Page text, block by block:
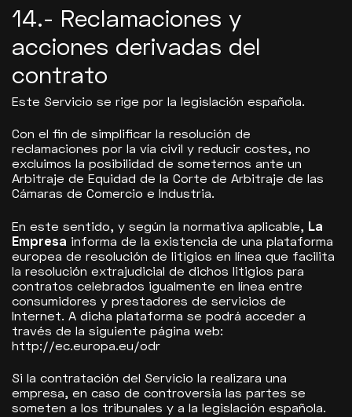
14.- Reclamaciones y
acciones derivadas del
contrato
Este Servicio se rige por la legislación española.
Con el fin de simplificar la resolución de
reclamaciones por la vía civil y reducir costes, no
excluimos la posibilidad de someternos ante un
Arbitraje de Equidad de la Corte de Arbitraje de las
Cámaras de Comercio e Industria.
En este sentido, y según la normativa aplicable, La
Empresa informa de la existencia de una plataforma
europea de resolución de litigios en línea que facilita
la resolución extrajudicial de dichos litigios para
contratos celebrados igualmente en línea entre
consumidores y prestadores de servicios de
Internet. A dicha plataforma se podrá acceder a
través de la siguiente página web:
http://ec.europa.eu/odr
Si la contratación del Servicio la realizara una
empresa, en caso de controversia las partes se
someten a los tribunales y a la legislación española.